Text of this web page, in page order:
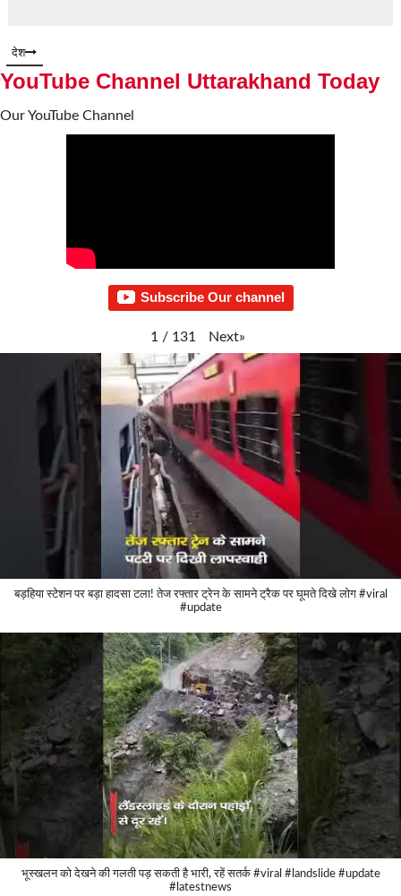
देश
YouTube Channel Uttarakhand Today
Our YouTube Channel
Subscribe Our channel
1 / 131 Next»
बड़हिया स्टेशन पर बड़ा हादसा टला! तेज रफ्तार ट्रेन के सामने ट्रैक पर घूमते दिखे लोग #viral
#update
भूस्खलन को देखने की गलती पड़ सकती है भारी, रहें सतर्क #viral #landslide #update
#latestnews